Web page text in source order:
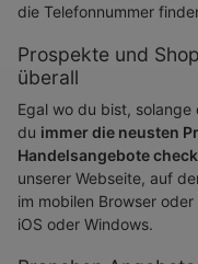
die Telefonnummer
Prospekte und
überall
Egal wo du bist,
du immer die neusten
Handelsangebote
unserer Webseite, auf
im mobilen Browser
iOS oder Windows.